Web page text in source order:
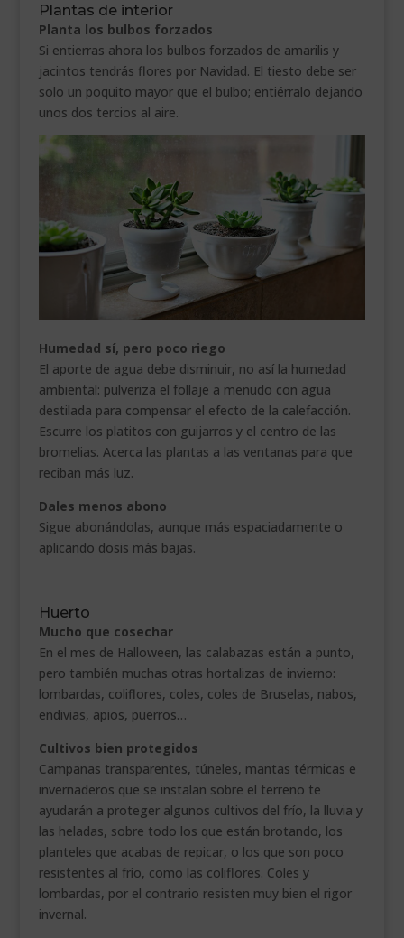
Plantas de interior
Planta los bulbos forzados
Si entierras ahora los bulbos forzados de amarilis y
jacintos tendrás flores por Navidad. El tiesto debe ser
solo un poquito mayor que el bulbo; entiérralo dejando
unos dos tercios al aire.
Humedad sí, pero poco riego
El aporte de agua debe disminuir, no así la humedad
ambiental: pulveriza el follaje a menudo con agua
destilada para compensar el efecto de la calefacción.
Escurre los platitos con guijarros y el centro de las
bromelias. Acerca las plantas a las ventanas para que
reciban más luz.
Dales menos abono
Sigue abonándolas, aunque más espaciadamente o
aplicando dosis más bajas.
Huerto
Mucho que cosechar
En el mes de Halloween, las calabazas están a punto,
pero también muchas otras hortalizas de invierno:
lombardas, coliflores, coles, coles de Bruselas, nabos,
endivias, apios, puerros…
Cultivos bien protegidos
Campanas transparentes, túneles, mantas térmicas e
invernaderos que se instalan sobre el terreno te
ayudarán a proteger algunos cultivos del frío, la lluvia y
las heladas, sobre todo los que están brotando, los
planteles que acabas de repicar, o los que son poco
resistentes al frío, como las coliflores. Coles y
lombardas, por el contrario resisten muy bien el rigor
invernal.